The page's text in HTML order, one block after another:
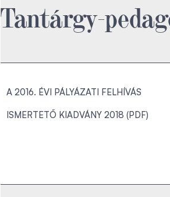
Tantárgy-
A 2016. ÉVI PÁLYÁZATI FELHÍVÁS
ISMERTETŐ KIADVÁNY 2018 (PDF)